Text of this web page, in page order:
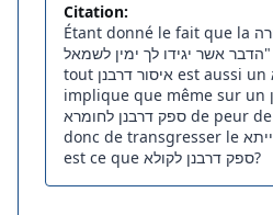
Citation:
Étant donné le fait que la תורה dit: "לא תסור מן
הדבר אשר יגידו לך ימין לשמאל" cela veut il dire que
tout איסור דרבנן est aussi un איסור דאורייתא ce qui
implique que même sur un דרבנן on devrait dire
ספק דרבנן לחומרא de peur de le transgresser et
donc de transgresser le דאורייתא? Pourquoi donc
est ce que ספק דרבנן לקולא?